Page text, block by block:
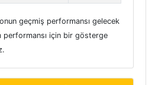
geçmiş performansı gelecek
performansı için bir gösterge